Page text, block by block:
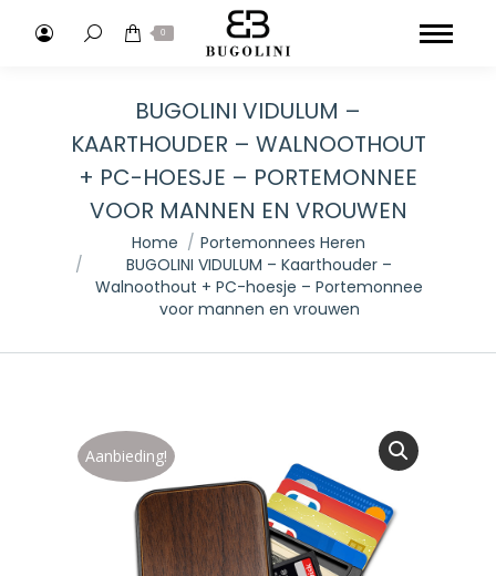
Search: 0
BUGOLINI VIDULUM –
KAARTHOUDER – WALNOOTHOUT
+ PC-HOESJE – PORTEMONNEE
VOOR MANNEN EN VROUWEN
Je bent hier:
Home
Portemonnees Heren
BUGOLINI VIDULUM – Kaarthouder –
Walnoothout + PC-hoesje – Portemonnee
voor mannen en vrouwen
Aanbieding!